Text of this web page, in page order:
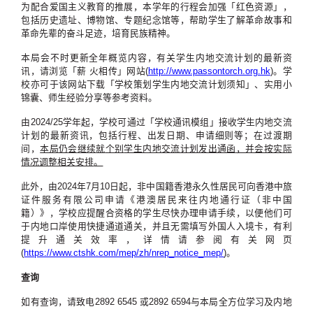
为配合爱国主义教育的推展，本学年的行程会加强「红色资源」，
包括历史遗址、博物馆、专题纪念馆等，帮助学生了解革命故事和
革命先辈的奋斗足迹，培育民族精神。
本局会不时更新全年概览内容，有关学生内地交流计划的最新资
讯，请浏览「薪 火相传」网站(http://www.passontorch.org.hk)。学
校亦可于该网站下载「学校策划学生内地交流计划须知」、实用小
锦囊、师生经验分享等参考资料。
由2024/25学年起，学校可通过「学校通讯模组」接收学生内地交流
计划的最新资讯，包括行程、出发日期、申请细则等；在过渡期
间，本局仍会继续就个别学生内地交流计划发出通函 ，并会按实际
情况调整相关安排。
此外，由2024年7月10日起，非中国籍香港永久性居民可向香港中旅
证件服务有限公司申请《港澳居民来往内地通行证（非中国
籍）》，学校应提醒合资格的学生尽快办理申请手续，以便他们可
于内地口岸使用快捷通道通关，并且无需填写外国人入境卡，有利
提升通关效率，详情请参阅有关网页
(https://www.ctshk.com/mep/zh/nrep_notice_mep/)。
查询
如有查询，请致电2892 6545 或2892 6594与本局全方位学习及内地